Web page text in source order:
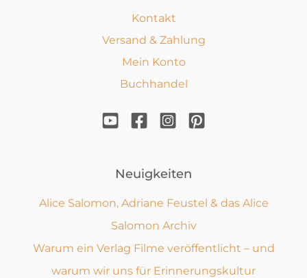
Kontakt
Versand & Zahlung
Mein Konto
Buchhandel
Neuigkeiten
Alice Salomon, Adriane Feustel & das Alice
Salomon Archiv
Warum ein Verlag Filme veröffentlicht – und
warum wir uns für Erinnerungskultur